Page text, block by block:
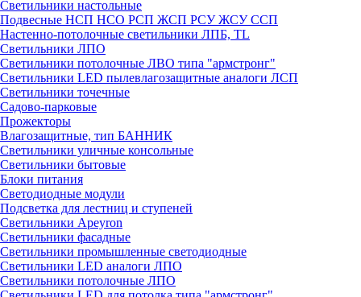
Светильники настольные
Подвесные НСП НСО РСП ЖСП РСУ ЖСУ ССП
Настенно-потолочные светильники ЛПБ, TL
Светильники ЛПО
Светильники потолочные ЛВО типа "армстронг"
Светильники LED пылевлагозащитные аналоги ЛСП
Светильники точечные
Садово-парковые
Прожекторы
Влагозащитные, тип БАННИК
Светильники уличные консольные
Светильники бытовые
Блоки питания
Светодиодные модули
Подсветка для лестниц и ступеней
Светильники Apeyron
Светильники фасадные
Светильники промышленные светодиодные
Светильники LED аналоги ЛПО
Светильники потолочные ЛПО